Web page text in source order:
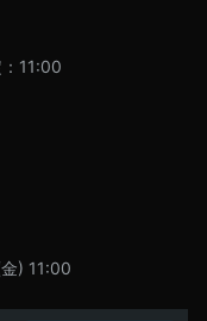
11:00
) 11:00